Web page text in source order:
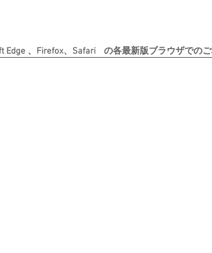
Edge 、Firefox、Safari の各最新版ブラウザでのご